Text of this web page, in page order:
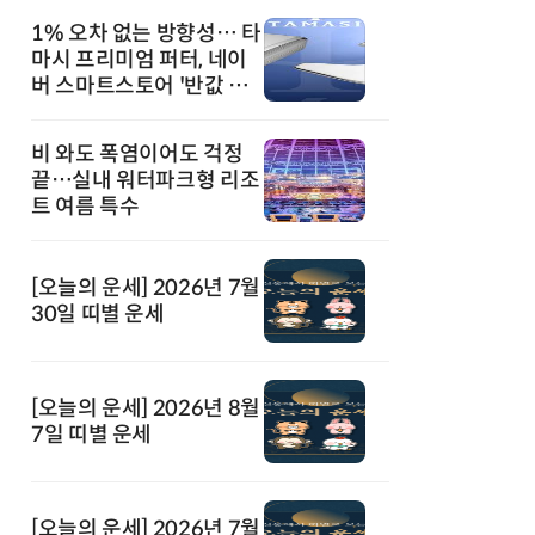
1% 오차 없는 방향성… 타
마시 프리미엄 퍼터, 네이
버 스마트스토어 '반값 할
비 와도 폭염이어도 걱정
끝…실내 워터파크형 리조
트 여름 특수
[오늘의 운세] 2026년 7월
30일 띠별 운세
[오늘의 운세] 2026년 8월
7일 띠별 운세
[오늘의 운세] 2026년 7월